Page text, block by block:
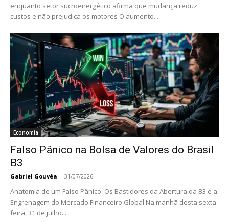
enquanto setor sucroenergético afirma que mudança reduz
custos e não prejudica os motores O aumento...
Economia
Falso Pânico na Bolsa de Valores do Brasil
B3
Gabriel Gouvêa - 31/07/2026
Anatomia de um Falso Pânico: Os Bastidores da Abertura da B3 e a
Engrenagem do Mercado Financeiro Global Na manhã desta sexta-
feira, 31 de julho...